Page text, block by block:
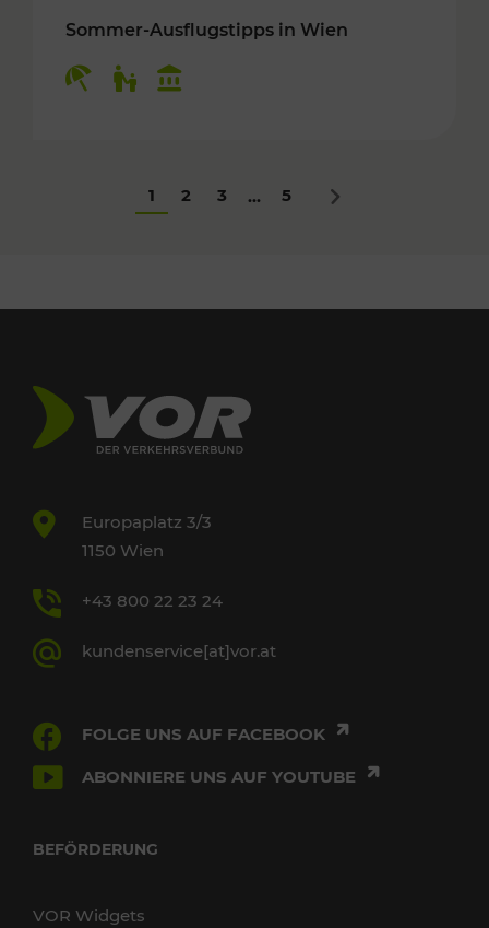
Sommer-Ausflugstipps in Wien
1 2 3 ... 5 Nächstes
Europaplatz 3/3
1150 Wien
+43 800 22 23 24
kundenservice[at]vor.at
FOLGE UNS AUF FACEBOOK
ABONNIERE UNS AUF YOUTUBE
BEFÖRDERUNG
VOR Widgets